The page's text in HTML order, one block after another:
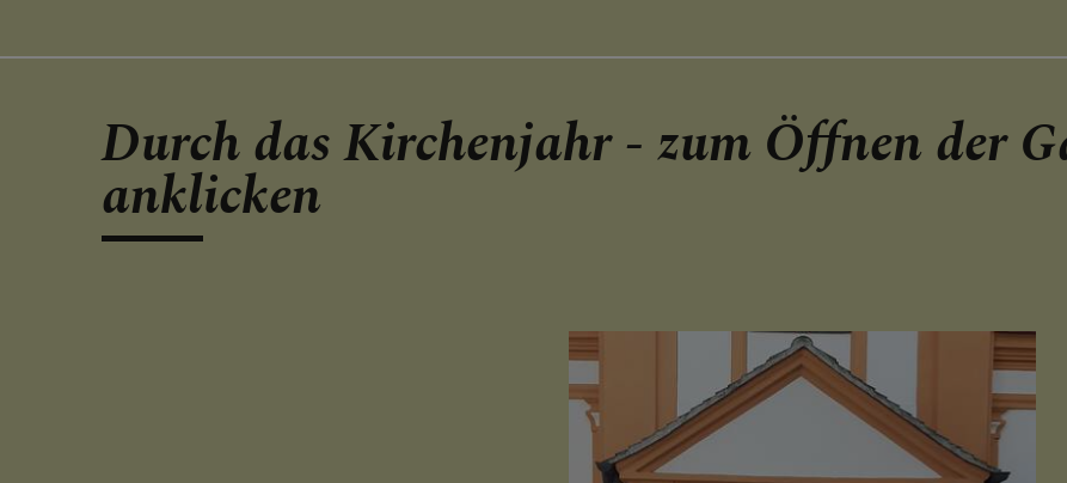
Durch das Kirchenjahr - zum Öffnen der
anklicken